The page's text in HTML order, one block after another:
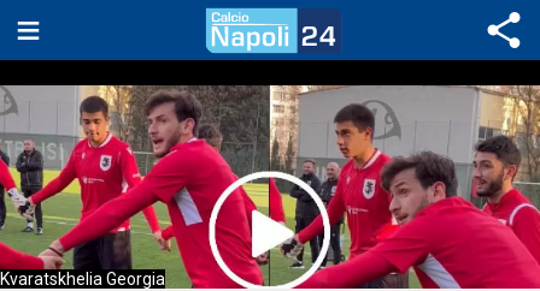
Kvaratskhelia Georgia